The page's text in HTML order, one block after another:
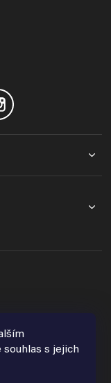
s jejich